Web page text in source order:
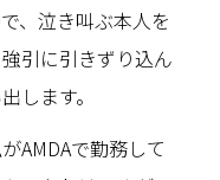
、泣き叫ぶ本人を
引に引きずり込ん
します。
AMDAで勤務して